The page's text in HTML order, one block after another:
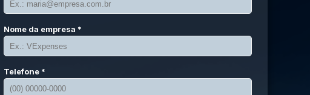
Nome da empresa *
Telefone *